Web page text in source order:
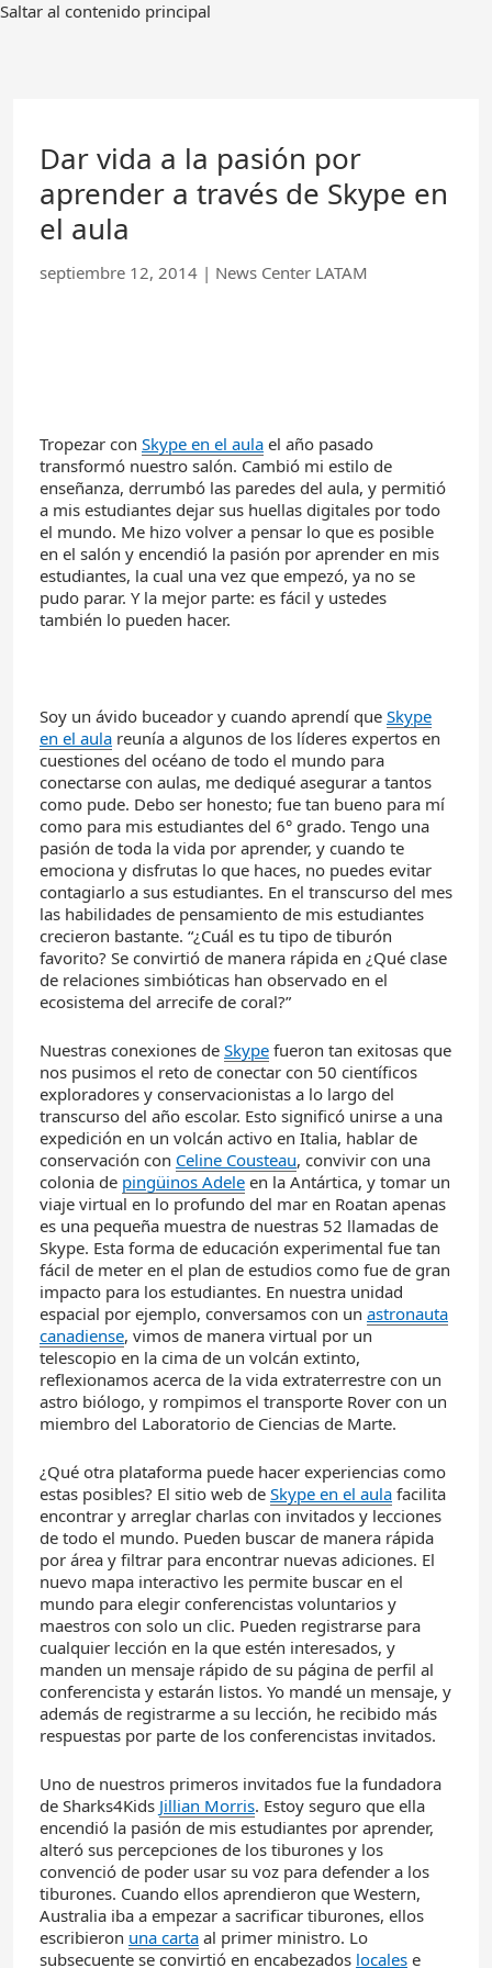
Ir
Saltar al contenido principal
Dar vida a la pasión por
aprender a través de Skype en
el aula
septiembre 12, 2014 | News Center LATAM
Tropezar con Skype en el aula el año pasado
transformó nuestro salón. Cambió mi estilo de
enseñanza, derrumbó las paredes del aula, y permitió
a mis estudiantes dejar sus huellas digitales por todo
el mundo. Me hizo volver a pensar lo que es posible
en el salón y encendió la pasión por aprender en mis
estudiantes, la cual una vez que empezó, ya no se
pudo parar. Y la mejor parte: es fácil y ustedes
también lo pueden hacer.
Soy un ávido buceador y cuando aprendí que Skype
en el aula reunía a algunos de los líderes expertos en
cuestiones del océano de todo el mundo para
conectarse con aulas, me dediqué asegurar a tantos
como pude. Debo ser honesto; fue tan bueno para mí
como para mis estudiantes del 6° grado. Tengo una
pasión de toda la vida por aprender, y cuando te
emociona y disfrutas lo que haces, no puedes evitar
contagiarlo a sus estudiantes. En el transcurso del mes
las habilidades de pensamiento de mis estudiantes
crecieron bastante. “¿Cuál es tu tipo de tiburón
favorito? Se convirtió de manera rápida en ¿Qué clase
de relaciones simbióticas han observado en el
ecosistema del arrecife de coral?”
Nuestras conexiones de Skype fueron tan exitosas que
nos pusimos el reto de conectar con 50 científicos
exploradores y conservacionistas a lo largo del
transcurso del año escolar. Esto significó unirse a una
expedición en un volcán activo en Italia, hablar de
conservación con Celine Cousteau, convivir con una
colonia de pingüinos Adele en la Antártica, y tomar un
viaje virtual en lo profundo del mar en Roatan apenas
es una pequeña muestra de nuestras 52 llamadas de
Skype. Esta forma de educación experimental fue tan
fácil de meter en el plan de estudios como fue de gran
impacto para los estudiantes. En nuestra unidad
espacial por ejemplo, conversamos con un astronauta
canadiense, vimos de manera virtual por un
telescopio en la cima de un volcán extinto,
reflexionamos acerca de la vida extraterrestre con un
astro biólogo, y rompimos el transporte Rover con un
miembro del Laboratorio de Ciencias de Marte.
¿Qué otra plataforma puede hacer experiencias como
estas posibles? El sitio web de Skype en el aula facilita
encontrar y arreglar charlas con invitados y lecciones
de todo el mundo. Pueden buscar de manera rápida
por área y filtrar para encontrar nuevas adiciones. El
nuevo mapa interactivo les permite buscar en el
mundo para elegir conferencistas voluntarios y
maestros con solo un clic. Pueden registrarse para
cualquier lección en la que estén interesados, y
manden un mensaje rápido de su página de perfil al
conferencista y estarán listos. Yo mandé un mensaje, y
además de registrarme a su lección, he recibido más
respuestas por parte de los conferencistas invitados.
Uno de nuestros primeros invitados fue la fundadora
de Sharks4Kids Jillian Morris. Estoy seguro que ella
encendió la pasión de mis estudiantes por aprender,
alteró sus percepciones de los tiburones y los
convenció de poder usar su voz para defender a los
tiburones. Cuando ellos aprendieron que Western,
Australia iba a empezar a sacrificar tiburones, ellos
escribieron una carta al primer ministro. Lo
subsecuente se convirtió en encabezados locales e